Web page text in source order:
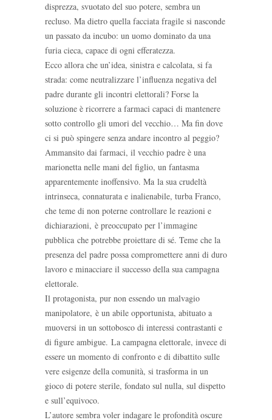
disprezza, svuotato del suo potere, sembra un
recluso. Ma dietro quella facciata fragile si nasconde
un passato da incubo: un uomo dominato da una
furia cieca, capace di ogni efferatezza.
Ecco allora che un’idea, sinistra e calcolata, si fa
strada: come neutralizzare l’influenza negativa del
padre durante gli incontri elettorali? Forse la
soluzione è ricorrere a farmaci capaci di mantenere
sotto controllo gli umori del vecchio… Ma fin dove
ci si può spingere senza andare incontro al peggio?
Ammansito dai farmaci, il vecchio padre è una
marionetta nelle mani del figlio, un fantasma
apparentemente inoffensivo. Ma la sua crudeltà
intrinseca, connaturata e inalienabile, turba Franco,
che teme di non poterne controllare le reazioni e
dichiarazioni, è preoccupato per l’immagine
pubblica che potrebbe proiettare di sé. Teme che la
presenza del padre possa compromettere anni di duro
lavoro e minacciare il successo della sua campagna
elettorale.
Il protagonista, pur non essendo un malvagio
manipolatore, è un abile opportunista, abituato a
muoversi in un sottobosco di interessi contrastanti e
di figure ambigue. La campagna elettorale, invece di
essere un momento di confronto e di dibattito sulle
vere esigenze della comunità, si trasforma in un
gioco di potere sterile, fondato sul nulla, sul dispetto
e sull’equivoco.
L’autore sembra voler indagare le profondità oscure